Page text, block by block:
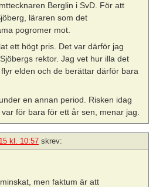
Berglin i SvD. För att
läraren som det
pogromer mot.
ett högt pris. Det var därför jag
rektor. Jag vet hur illa det
elden och de berättar därför bara
en annan period. Risken idag
för bara för ett år sen, menar jag.
kl. 10:57 skrev:
men faktum är att